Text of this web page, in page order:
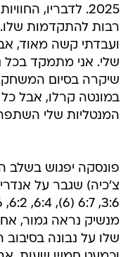
2025. לדבריו,
רבות להתקדמות
ועבדתי קשה מאוד,
שלי. אני מתמקד בכל
שיקרה בסיום המשחק.
במונטה קרלו, אבל
המנטליות שלי
מנשיק נראה גמור,
שלו על נבונה